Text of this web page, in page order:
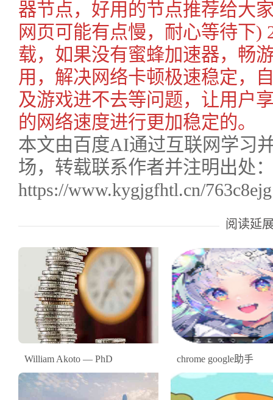
器节点，好用的节点推荐给大
网页可能有点慢，耐心等待下)
载，如果没有蜜蜂加速器，畅
用，解决网络卡顿极速稳定，
及游戏进不去等问题，让用户
的网络速度进行更加稳定的。
本文由百度AI通过互联网学习
场，转载联系作者并注明出处
https://www.kygjgfhtl.cn/
阅读延
William Akoto — PhD chrome google助手